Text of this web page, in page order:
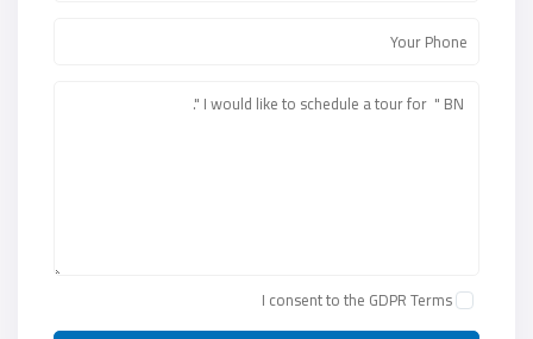
I consent to the GDPR Terms